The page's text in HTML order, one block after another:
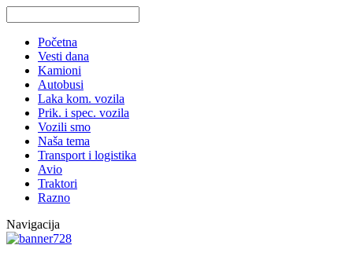
Početna
Vesti dana
Kamioni
Autobusi
Laka kom. vozila
Prik. i spec. vozila
Vozili smo
Naša tema
Transport i logistika
Avio
Traktori
Razno
Navigacija